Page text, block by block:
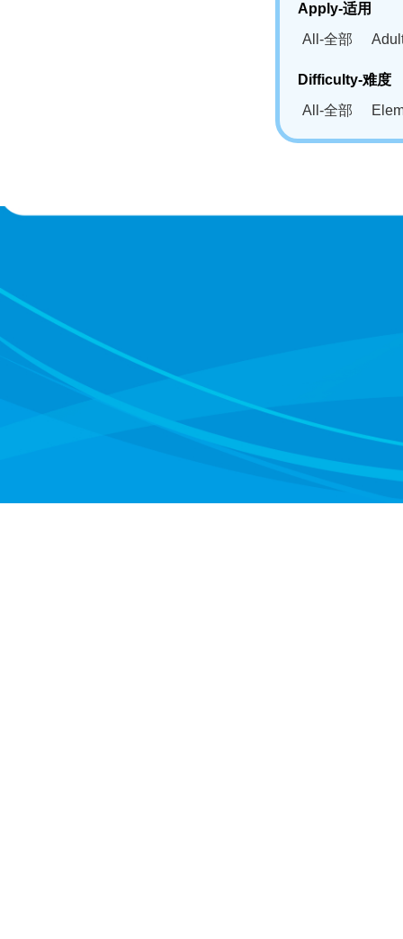
Apply-适用
All-全部
Difficulty-难度
All-全部